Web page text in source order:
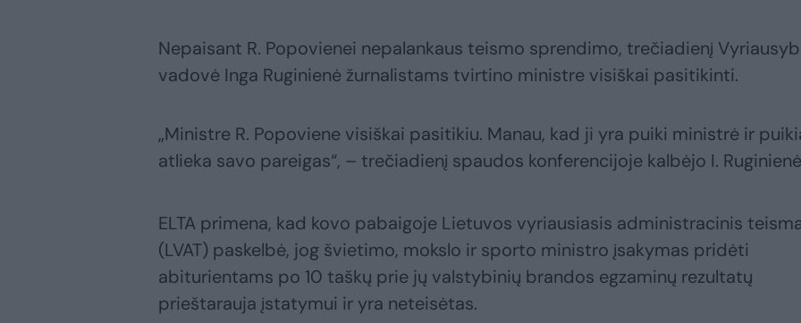
Nepaisant R. Popovienei nepalankaus teismo sprendimo, trečiadienį
vadovė Inga Ruginienė žurnalistams tvirtino ministre visiškai pasitikinti.
„Ministre R. Popoviene visiškai pasitikiu. Manau, kad ji yra puiki ministrė ir
atlieka savo pareigas“, – trečiadienį spaudos konferencijoje kalbėjo I.
ELTA primena, kad kovo pabaigoje Lietuvos vyriausiasis administracinis
(LVAT) paskelbė, jog švietimo, mokslo ir sporto ministro įsakymas pridėti
abiturientams po 10 taškų prie jų valstybinių brandos egzaminų rezultatų
prieštarauja įstatymui ir yra neteisėtas.